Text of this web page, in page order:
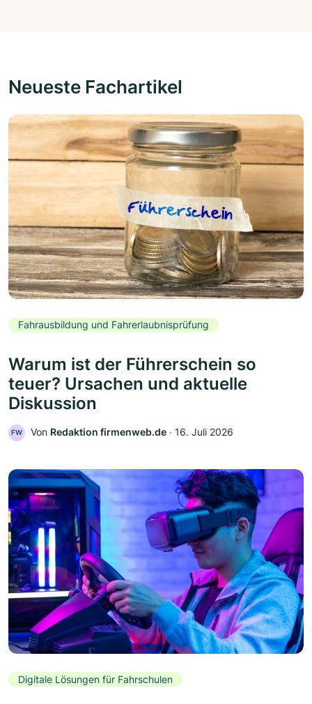
Neueste Fachartikel
Fahrausbildung und Fahrerlaubnisprüfung
Warum ist der Führerschein so
teuer? Ursachen und aktuelle
Diskussion
FW Von Redaktion firmenweb.de ‧ 16. Juli 2026
Digitale Lösungen für Fahrschulen